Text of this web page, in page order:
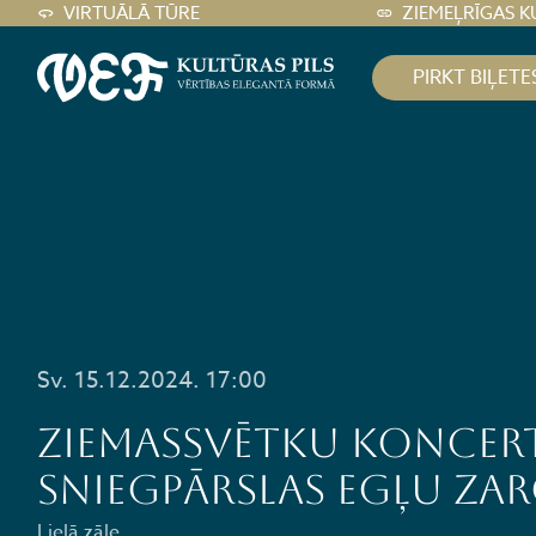
VIRTUĀLĀ TŪRE ZIEMEĻRĪGAS
PIRKT
Sv. 15.12.2024. 17:00
Ziemassvētku
Sniegpārslas egļu